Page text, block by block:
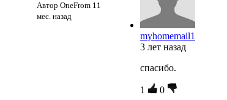
Автор OneFrom 11
мес. назад
myhomemail1
3 лет назад
спасибо.
1 0